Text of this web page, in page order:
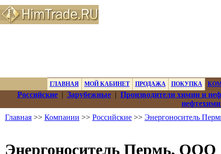
ГЛАВНАЯ МОЙ КАБИНЕТ ПРОДАЖА ПОКУПКА
Российские| Зарубежные| Производители химии и
Главная >> Компании >> Российские >> Энергоноситель
Энергоноситель Пермь, ООО